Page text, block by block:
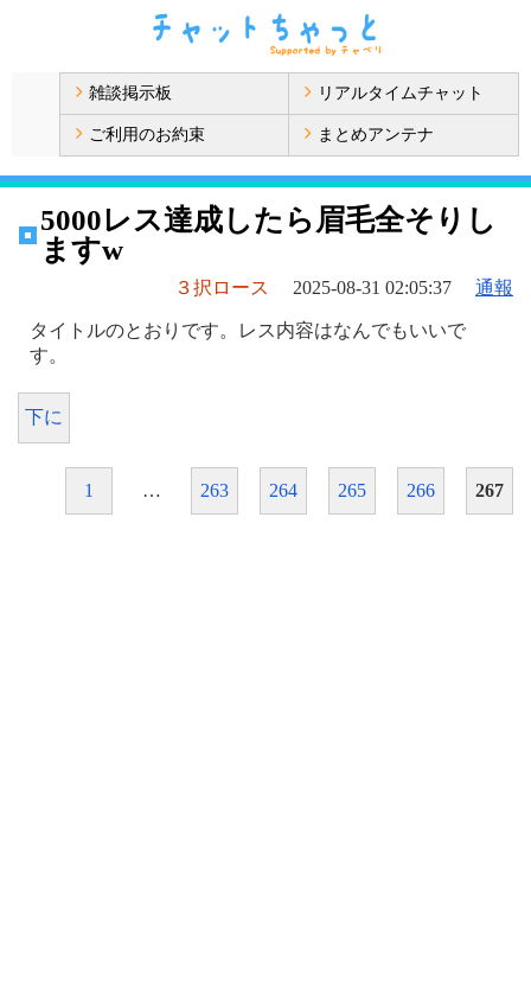
雑談掲示板 リアルタイムチャット
ご利用のお約束 まとめアンテナ
5000レス達成したら眉毛全そりし
ますw
３択ロース 2025-08-31 02:05:37 通報
タイトルのとおりです。レス内容はなんでもいいで
す。
下に
1 … 263 264 265 266 267